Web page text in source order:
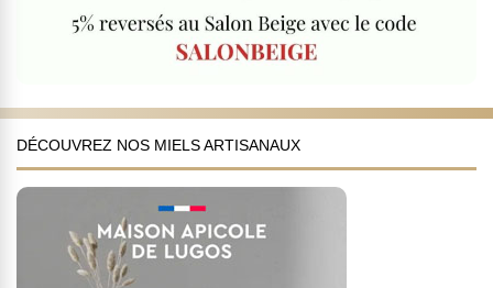
DÉCOUVREZ NOS MIELS ARTISANAUX